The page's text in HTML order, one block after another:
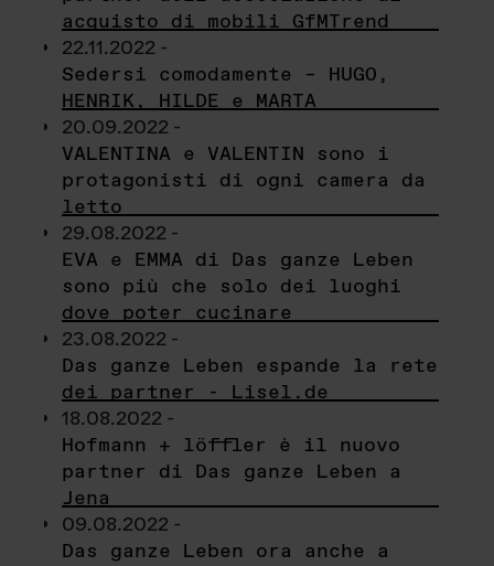
acquisto di mobili GfMTrend
22.11.2022 -
Sedersi comodamente – HUGO,
HENRIK, HILDE e MARTA
20.09.2022 -
VALENTINA e VALENTIN sono i
protagonisti di ogni camera da
letto
29.08.2022 -
EVA e EMMA di Das ganze Leben
sono più che solo dei luoghi
dove poter cucinare
23.08.2022 -
Das ganze Leben espande la rete
dei partner - Lisel.de
18.08.2022 -
Hofmann + löffler è il nuovo
partner di Das ganze Leben a
Jena
09.08.2022 -
Das ganze Leben ora anche a